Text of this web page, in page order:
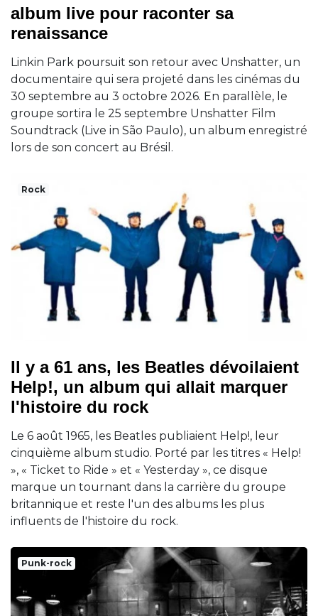
album live pour raconter sa
renaissance
Linkin Park poursuit son retour avec Unshatter, un
documentaire qui sera projeté dans les cinémas du
30 septembre au 3 octobre 2026. En parallèle, le
groupe sortira le 25 septembre Unshatter Film
Soundtrack (Live in São Paulo), un album enregistré
lors de son concert au Brésil.
Rock
Il y a 61 ans, les Beatles dévoilaient
Help!, un album qui allait marquer
l'histoire du rock
Le 6 août 1965, les Beatles publiaient Help!, leur
cinquième album studio. Porté par les titres « Help!
», « Ticket to Ride » et « Yesterday », ce disque
marque un tournant dans la carrière du groupe
britannique et reste l'un des albums les plus
influents de l'histoire du rock.
Punk-rock